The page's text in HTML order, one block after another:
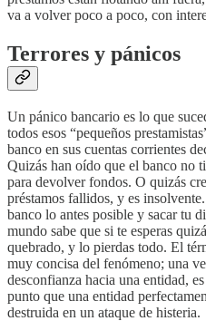
va a volver poco a poco, con
Terrores y pánicos
Un pánico bancario es lo que
todos esos “pequeños
banco en sus cuentas corrientes
Quizás han oído que el banco no
para devolver fondos. O quizás
préstamos fallidos, y es
banco lo antes posible y sacar tu
mundo sabe que si te esperas
quebrado, y lo pierdas todo. El
muy concisa del fenómeno; una
desconfianza hacia una entidad,
punto que una entidad
destruida en un ataque de histeria.